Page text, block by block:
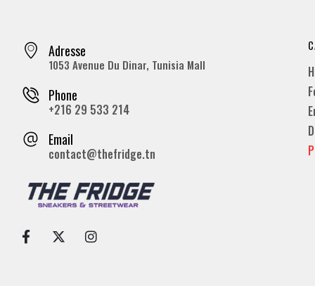
Adresse
1053 Avenue Du Dinar, Tunisia Mall
Phone
+216 29 533 214
Email
contact@thefridge.tn